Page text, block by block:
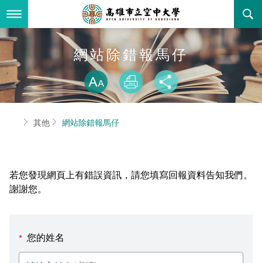
到
要
內最新消息
全部公告
教務公告
學系公告
活動研習
歷史訊息
關於本校
空大簡介
立案證明
空大有利的學習條件
環境設備
本校位置
資訊圖像化專區
活動花絮
行政單位
行政單位簡介
校長室
教務處課務組
學術單位
通識教育中心
法律學系
其他好站
資訊相關法規
校務資訊
新生報名
在學資訊
網站除錯報馬仔
略過字型切
放大
列印 分享
首頁其他 網站除錯報馬仔
若您發現網頁上有錯誤資訊，請您填寫回報資料告知我們。
謝謝您。
* 您的姓名